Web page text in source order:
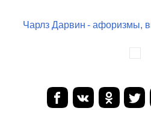
Чарлз Дарвин - афоризмы,